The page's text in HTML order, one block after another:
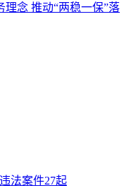
理念 推动“两稳一保”落
法案件27起